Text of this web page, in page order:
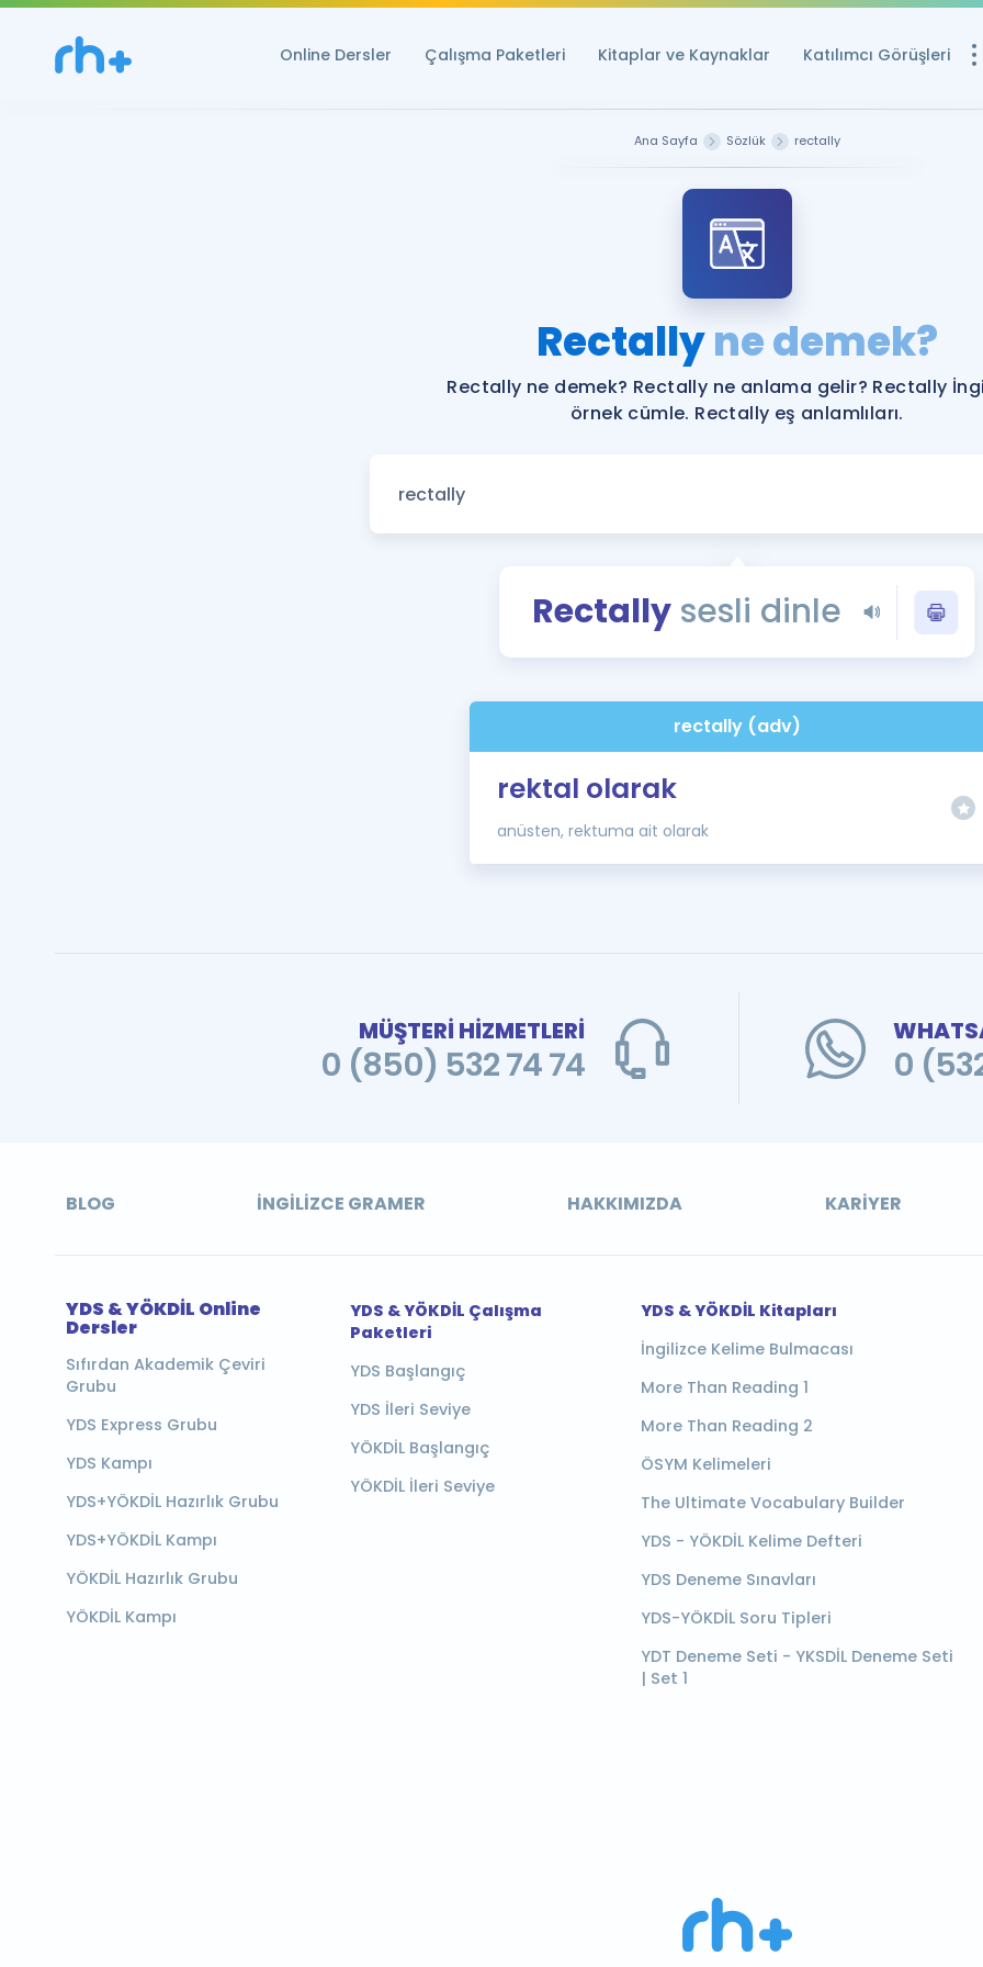
Online Dersler Çalışma Paketleri Kitaplar ve Kaynaklar Katılımcı Görüşleri
YDS ve YÖKDİL
Rehberlik Aracı
YDS ve YÖKDİL'e
Tüm ÖSYM
YDS - YÖKDİL
İngilizce Gramer
Ana Sayfa Sözlük rectally
Rectallyne demek?
Rectally ne demek? Rectally ne anlama gelir? Rectally
örnek cümle. Rectally eş anlamlıları.
Rectally sesli dinle
rectally (adv)
rektal olarak
anüsten, rektuma ait olarak
MÜŞTERİ HİZMETLERİ
0 (850) 532 74 74 0
BLOG İNGILIZCE GRAMER HAKKIMIZDA KARIYER
YDS & YÖKDİL Online
Dersler
Sıfırdan Akademik Çeviri
Grubu
YDS Express Grubu
YDS Kampı
YDS+YÖKDİL Hazırlık Grubu
YDS+YÖKDİL Kampı
YÖKDİL Hazırlık Grubu
YÖKDİL Kampı
YDS & YÖKDİL Çalışma
Paketleri
YDS Başlangıç
YDS İleri Seviye
YÖKDİL Başlangıç
YÖKDİL İleri Seviye
YDS & YÖKDİL Kitapları
İngilizce Kelime Bulmacası
More Than Reading 1
More Than Reading 2
ÖSYM Kelimeleri
The Ultimate Vocabulary Builder
YDS - YÖKDİL Kelime Defteri
YDS Deneme Sınavları
YDS-YÖKDİL Soru Tipleri
YDT Deneme Seti - YKSDİL Deneme Seti
| Set 1